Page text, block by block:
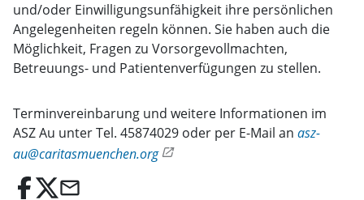
und/oder Einwilligungsunfähigkeit ihre persönlichen
Angelegenheiten regeln können. Sie haben auch die
Möglichkeit, Fragen zu Vorsorgevollmachten,
Betreuungs- und Patientenverfügungen zu stellen.
Terminvereinbarung und weitere Informationen im
ASZ Au unter Tel. 45874029 oder per E-Mail an asz-
au@caritasmuenchen.org
email